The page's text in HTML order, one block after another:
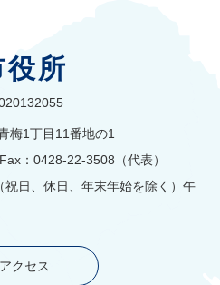
所
梅1丁目11番地の1
：0428-22-3508（代表）
日、休日、年末年始を除く）午
アクセス